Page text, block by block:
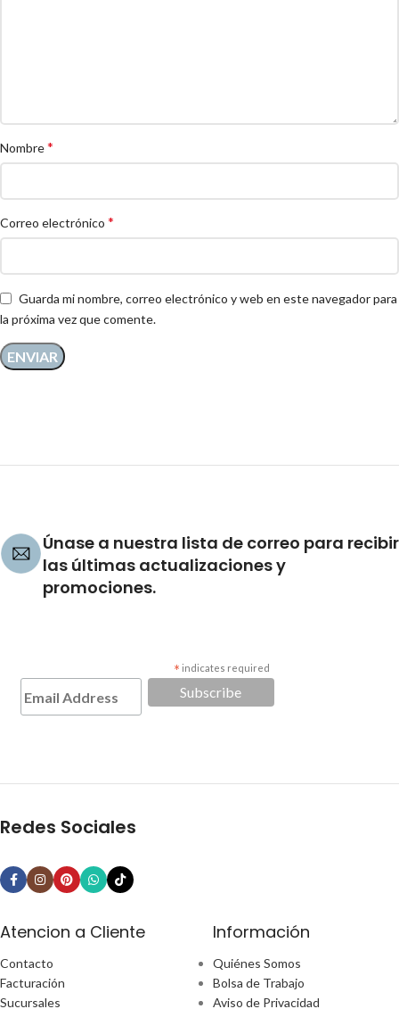
Nombre*
Correo electrónico *
Guarda mi nombre, correo electrónico y web en este navegador para
la próxima vez que comente.
Únase a nuestra lista de correo para recibir
las últimas actualizaciones y
promociones.
* indicates required
Redes Sociales
Atencion a Cliente
Contacto
Facturación
Sucursales
Información
Quiénes Somos
Bolsa de Trabajo
Aviso de Privacidad